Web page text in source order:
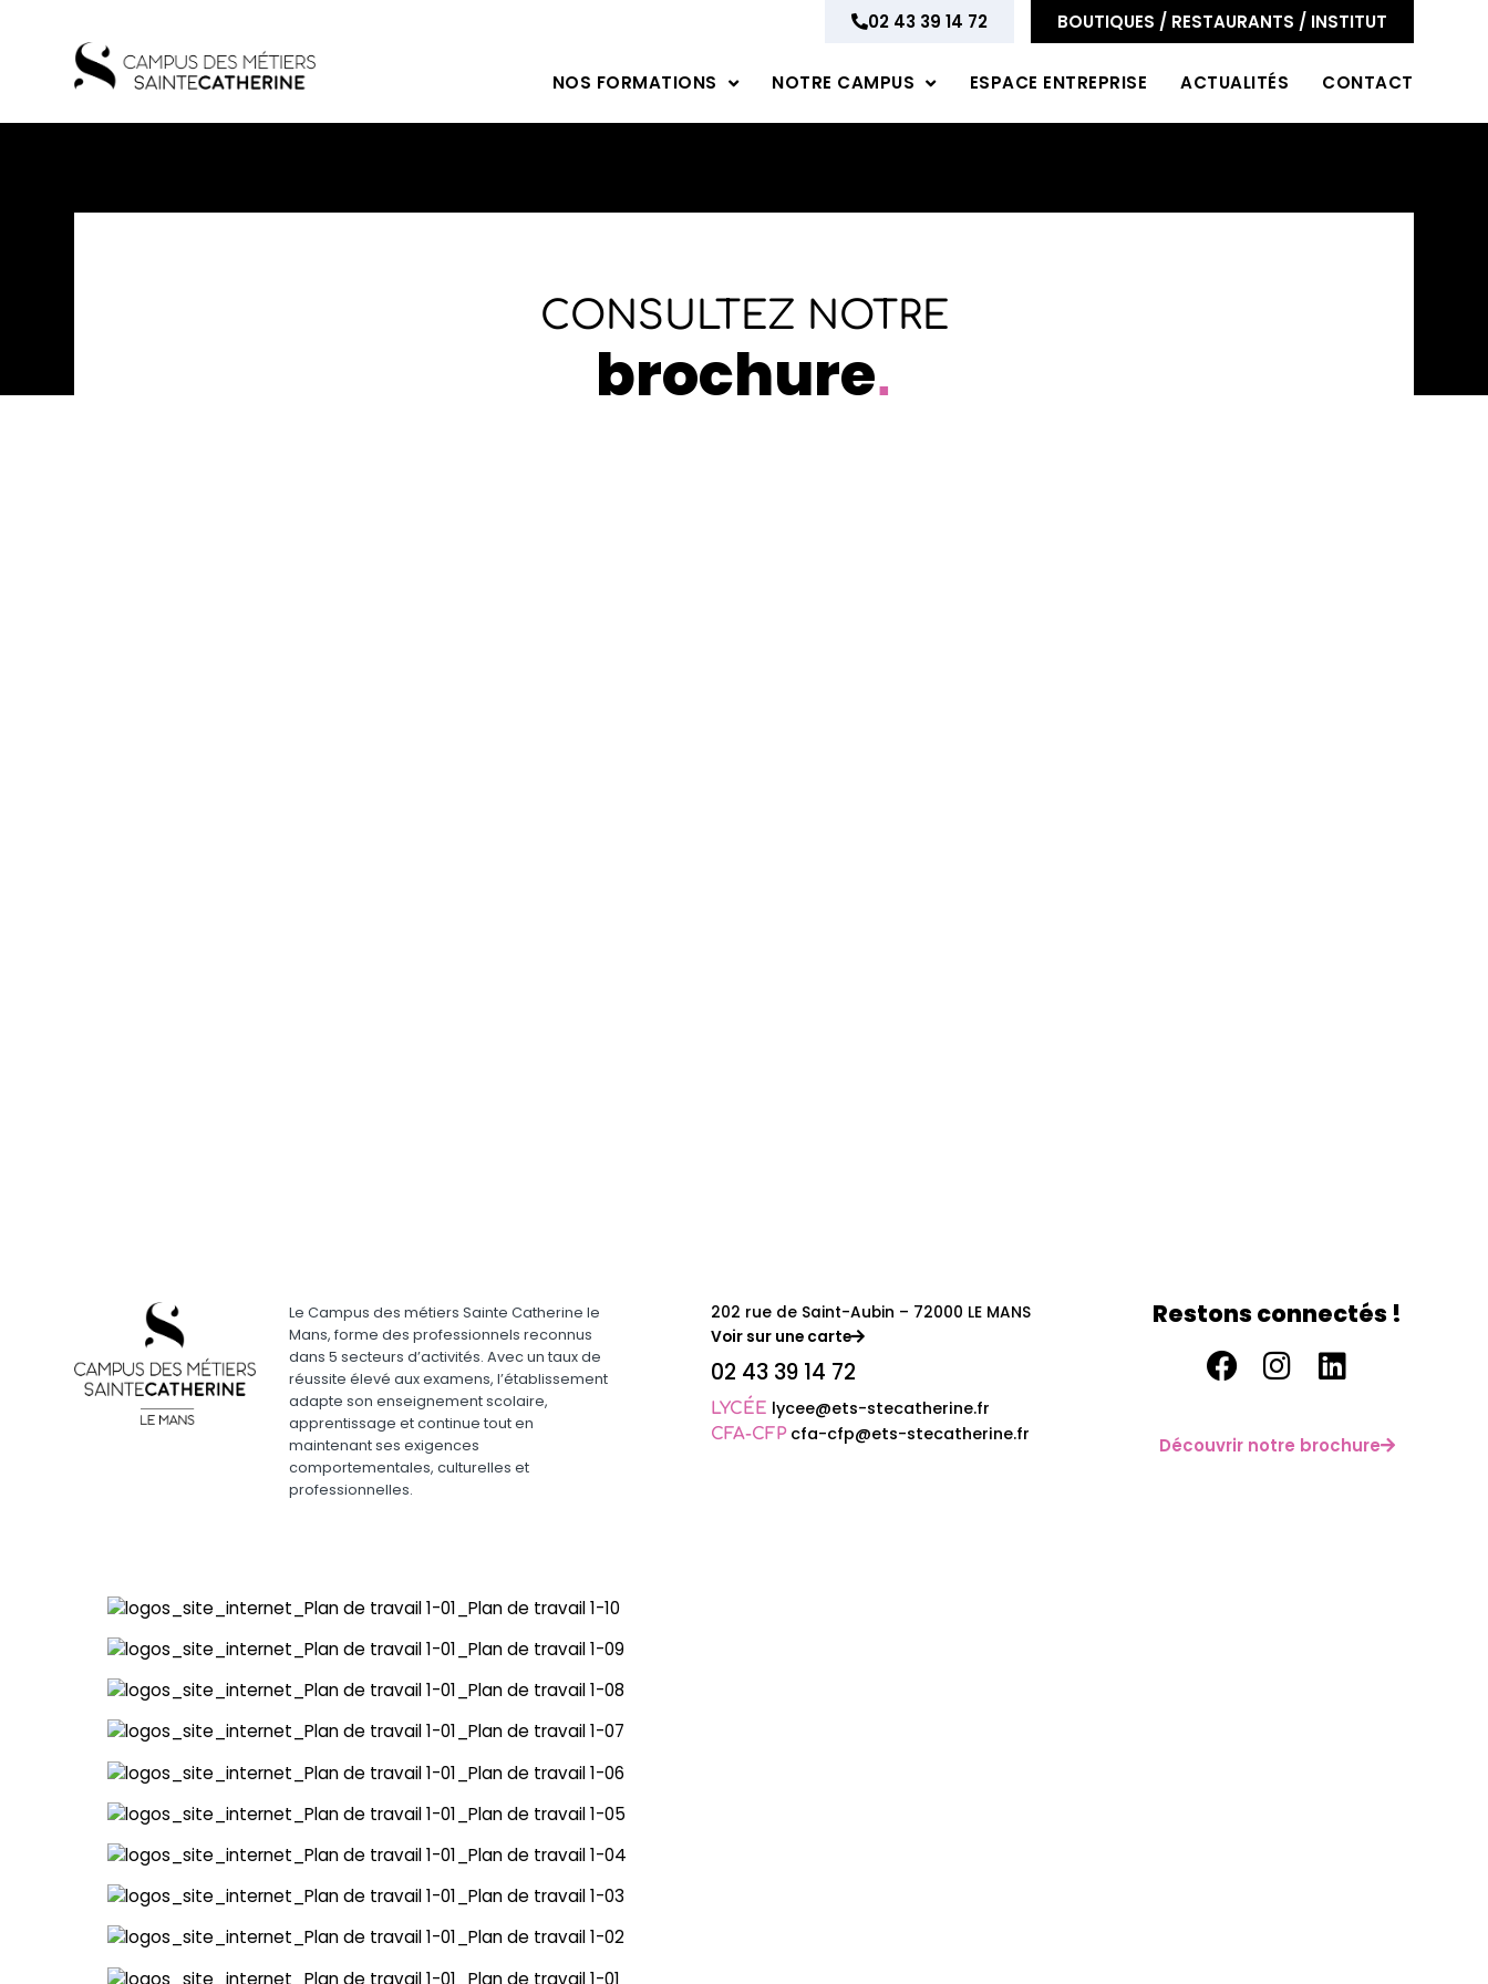
02 43 39 14 72 BOUTIQUES / RESTAURANTS / INSTITUT
NOS FORMATIONS NOTRE CAMPUS ESPACE ENTREPRISE ACTUALITÉS CONTACT
CONSULTEZ NOTRE
brochure.
Le Campus des métiers Sainte Catherine le
Mans, forme des professionnels reconnus
dans 5 secteurs d’activités. Avec un taux de
réussite élevé aux examens, l’établissement
adapte son enseignement scolaire,
apprentissage et continue tout en
maintenant ses exigences
comportementales, culturelles et
professionnelles.
202 rue de Saint-Aubin – 72000 LE MANS
Voir sur une carte
02 43 39 14 72
LYCÉE lycee@ets-stecatherine.fr
CFA-CFP cfa-cfp@ets-stecatherine.fr
Restons connectés !
Découvrir notre brochure